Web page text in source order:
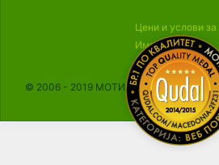
Цени и услови
Импресум
© 2006 - 2019 МОТИКА, Сите права се